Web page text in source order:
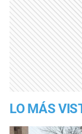
LO MÁS